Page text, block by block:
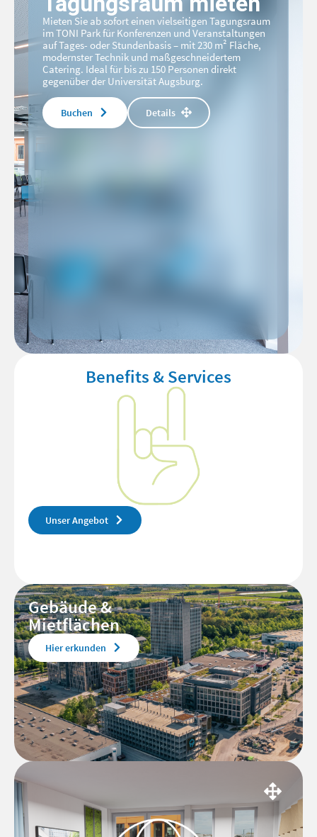
Mieten Sie ab sofort einen vielseitigen Tagungsraum
im TONI Park für Konferenzen und Veranstaltungen
auf Tages- oder Stundenbasis – mit 230 m² Fläche,
modernster Technik und maßgeschneidertem
Catering. Ideal für bis zu 150 Personen direkt
gegenüber der Universität Augsburg.
Buchen Details
Benefits & Services
Unser Angebot
Gebäude &
Mietflächen
Hier erkunden